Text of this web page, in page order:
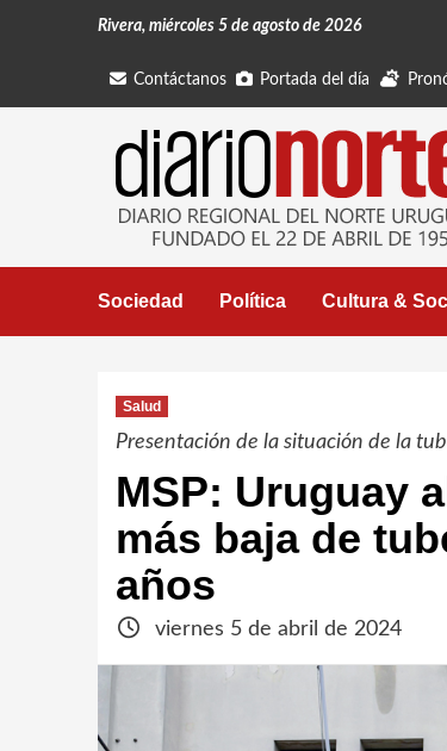
Rivera, miércoles 5 de agosto de 2026
Contáctanos Portada del día
Sociedad Política Cultura &
Salud
Presentación de la situación de la
MSP: Uruguay
más baja de
años
viernes 5 de abril de 2024